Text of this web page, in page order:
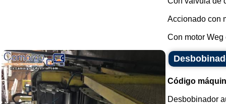
Accionado con
Con motor Weg
Código
Desbobinador